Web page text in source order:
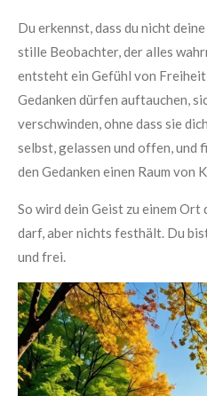
Du erkennst, dass du nicht
stille Beobachter, der alles
entsteht ein Gefühl von Freiheit
Gedanken dürfen auftauchen,
verschwinden, ohne dass sie
selbst, gelassen und offen, und
den Gedanken einen Raum von
So wird dein Geist zu einem Ort
darf, aber nichts festhält. Du
und frei.